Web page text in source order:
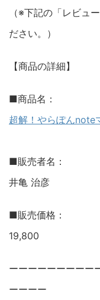
（※下記の「レビュ
ださい。）
【商品の詳細】
■商品名：
超解！やらぽんnote
■販売者名：
井亀 治彦
■販売価格：
19,800
ーーーーーーーーー
ーーーー